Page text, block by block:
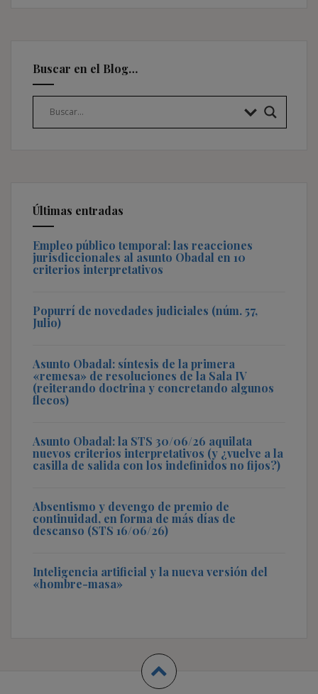
Buscar en el Blog…
Últimas entradas
Empleo público temporal: las reacciones
jurisdiccionales al asunto Obadal en 10
criterios interpretativos
Popurrí de novedades judiciales (núm. 57,
Julio)
Asunto Obadal: síntesis de la primera
«remesa» de resoluciones de la Sala IV
(reiterando doctrina y concretando algunos
flecos)
Asunto Obadal: la STS 30/06/26 aquilata
nuevos criterios interpretativos (y ¿vuelve a la
casilla de salida con los indefinidos no fijos?)
Absentismo y devengo de premio de
continuidad, en forma de más días de
descanso (STS 16/06/26)
Inteligencia artificial y la nueva versión del
«hombre-masa»